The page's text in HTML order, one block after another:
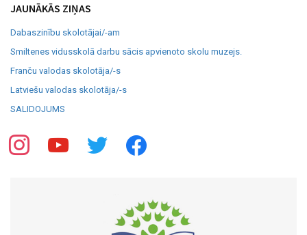
JAUNĀKĀS ZIŅAS
Dabaszinību skolotājai/-am
Smiltenes vidusskolā darbu sācis apvienoto skolu muzejs.
Franču valodas skolotāja/-s
Latviešu valodas skolotāja/-s
SALIDOJUMS